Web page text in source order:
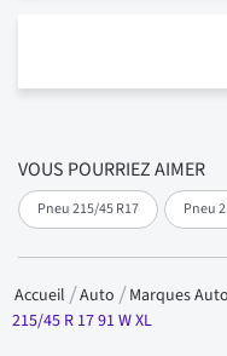
VOUS POURRIEZ AIMER
Pneu 215/45 R17 Pneu
Accueil Auto Marques Auto
215/45 R 17 91 W XL